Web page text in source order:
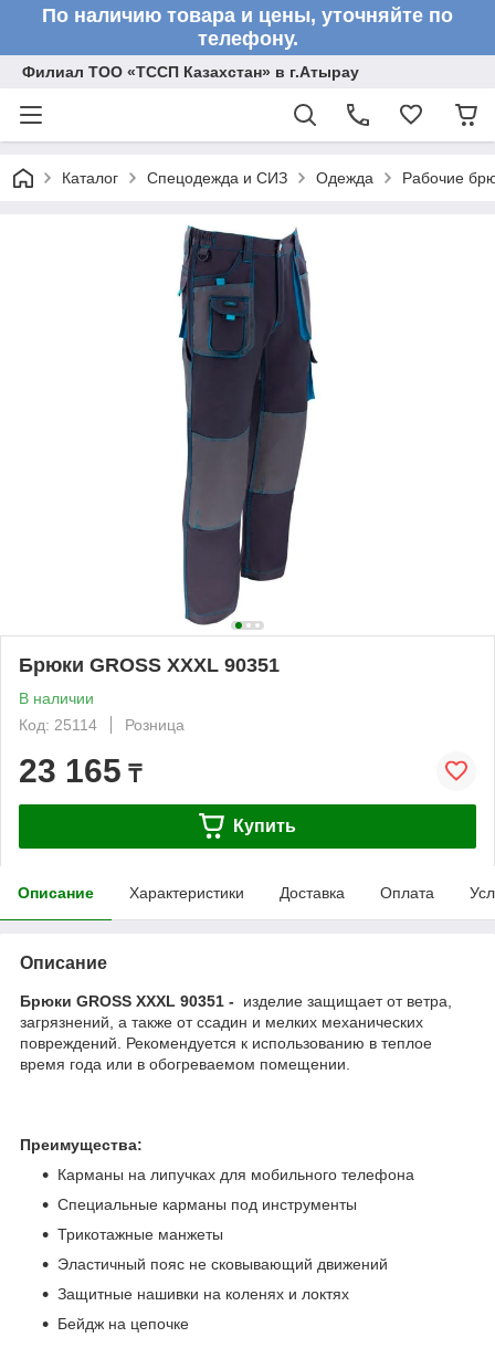
По наличию товара и цены, уточняйте по
телефону.
Филиал ТОО «ТССП Казахстан» в г.Атырау
Каталог Спецодежда и СИЗ Одежда Рабочие
Брюки GROSS XXXL 90351
В наличии
Код: 25114
Розница
23 165 ₸
Купить
Описание Характеристики Доставка Оплата
Описание
Брюки GROSS XXXL 90351 - изделие защищает от ветра,
загрязнений, а также от ссадин и мелких механических
повреждений. Рекомендуется к использованию в теплое
время года или в обогреваемом помещении.
Преимущества:
Карманы на липучках для мобильного телефона
Специальные карманы под инструменты
Трикотажные манжеты
Эластичный пояс не сковывающий движений
Защитные нашивки на коленях и локтях
Бейдж на цепочке